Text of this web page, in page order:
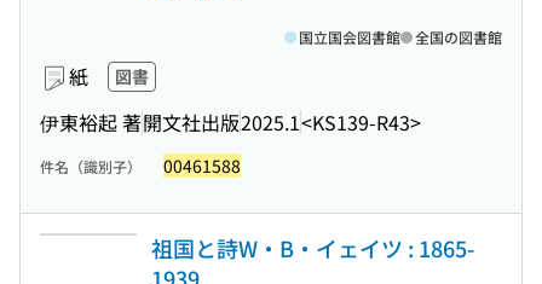
紙 図書
伊東裕起 著開文社出版2025.1<KS139-R43>
国立国会図書館 全国の図書館
件名（識別子） 00461588
祖国と詩W・B・イェイツ : 1865-